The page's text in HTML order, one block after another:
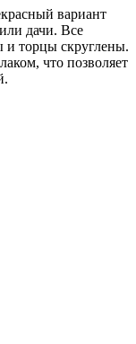
вариант
дачи. Все
и торцы скруглены.
что позволяет